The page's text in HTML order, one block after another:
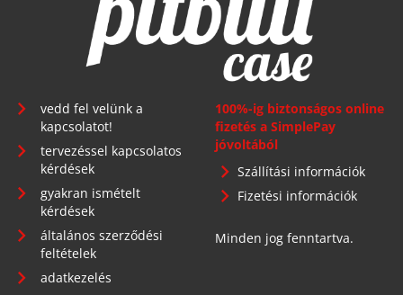
vedd fel velünk a
kapcsolatot!
tervezéssel kapcsolatos
gyakran ismételt
kérdések
általános szerződési
feltételek
adatkezelés
100%-ig biztonságos online
fizetés a SimplePay
jóvoltából
Fizetési információk